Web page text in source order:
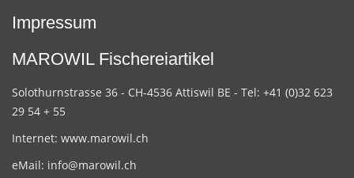
Impressum
MAROWIL Fischereiartikel
Solothurnstrasse 36 - CH-4536 Attiswil BE - Tel: +41 (0)32 623
29 54 + 55
Internet: www.marowil.ch
eMail: info@marowil.ch